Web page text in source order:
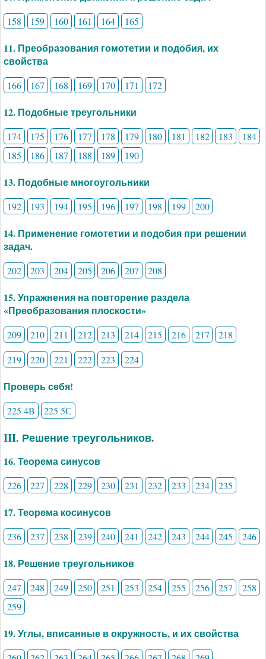
158 159 160 161 164 165
11. Преобразования гомотетии и подобия, их
свойства
166 167 168 169 170 171 172
12. Подобные треугольники
174 175 176 177 178 179 180 181 182 183
184
185
186 187 188 189 190
13. Подобные многоугольники
192 193 194 195 196 197 198 199 200
14. Применение гомотетии и подобия при решении
задач.
202 203 204 205 206 207 208
15. Упражнения на повторение раздела
«Преобразования плоскости»
209 210 211 212 213 214 215 216 217
218
219
220 221 222 223 224
Проверь себя!
225 4B 225 5С
III. Решение треугольников.
16. Теорема синусов
226 227 228 229 230 231 232 233 234 235
17. Теорема косинусов
236 237 238 239 240 241 242 243 244 245 246
18. Решение треугольников
247 248 249 250 251 253 254 255 256 257
258
259
19. Углы, вписанные в окружность, и их свойства